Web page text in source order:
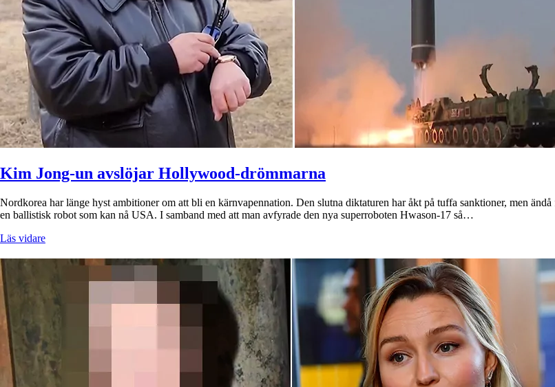
Kim Jong-un avslöjar Hollywood-drömmarna
Nordkorea har länge hyst ambitioner om att bli en kärnvapennation. Den slutna diktaturen har åkt på tuffa sanktioner, men
en ballistisk robot som kan nå USA. I samband med att man avfyrade den nya superroboten Hwason-17 så…
Läs vidare